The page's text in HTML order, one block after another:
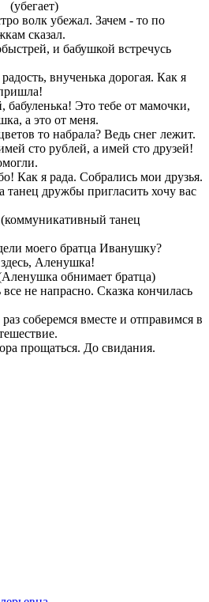
волк убежал. Зачем - то по
сказал.
бабушкой встречусь
внученька дорогая. Как я
Это тебе от мамочки,
а это от меня.
то набрала? Ведь снег лежит.
сто рублей, а имей сто друзей!
я рада. Собрались мои друзья.
пригласить хочу вас
танец
братца Иванушку?
Аленушка!
братца)
напрасно. Сказка кончилась
вместе и отправимся в
До свидания.